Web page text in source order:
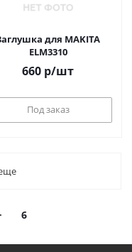
для MAKITA
ELM3310
660 р/шт
Под заказ
6